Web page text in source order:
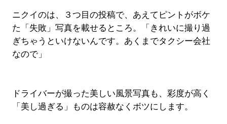
ニクイのは、３つ目の投稿で、あえてピントがボケ
た「失敗」写真を載せるところ。「きれいに撮り過
ぎちゃうといけないんです。あくまでタクシー会社
なので」
ドライバーが撮った美しい風景写真も、彩度が高く
「美し過ぎる」ものは容赦なくボツにします。